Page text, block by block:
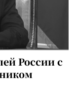
России с